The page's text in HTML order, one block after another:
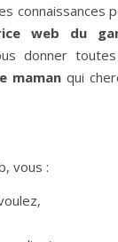
connaissances
web du
donner
maman qui
vous :